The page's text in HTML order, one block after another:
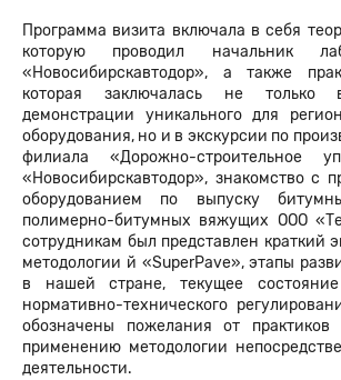
Программа визита включала в себя
которую проводил начальник
«Новосибирскавтодор», а также
которая заключалась не
демонстрации уникального для
оборудования, но и в экскурсии по
филиала «Дорожно-строительное
«Новосибирскавтодор», знакомство с
оборудованием по выпуску
полимерно-битумных вяжущих ООО
сотрудникам был представлен краткий
методологии й «SuperPave», этапы
в нашей стране, текущее
нормативно-технического
обозначены пожелания от
применению методологии
деятельности.